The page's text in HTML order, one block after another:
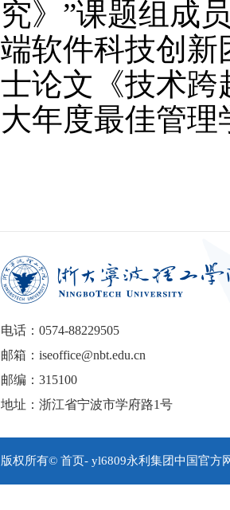
究》”课题组成
端软件科技创新
士论文《技术跨
大年度最佳管
电话：0574-88229505
邮箱：iseoffice@nbt.edu.cn
邮编：315100
地址：浙江省宁波市学府路1号
版权所有© 首页- yl6809永利集团中国官方